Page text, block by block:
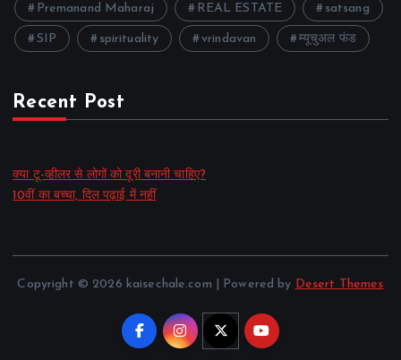
Premanand Maharaj REAL ESTATE satsang
SIP spirituality vrindavan म्यूचुअल फंड
Recent Post
क्या टू-व्हीलर से लोगों को दूरी बनानी चाहिए?
10वीं का बच्चा, दिल पढ़ाई में नहीं
Copyright © 2026 kaisechale.com | Powered by Desert Themes